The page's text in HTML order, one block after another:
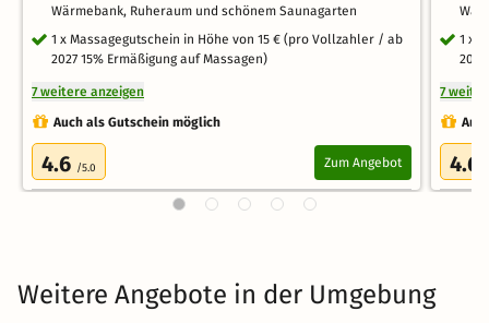
Wärmebank, Ruheraum und schönem Saunagarten
1 x Massagegutschein in Höhe von 15 € (pro Vollzahler / ab
2027 15% Ermäßigung auf Massagen)
7 weitere anzeigen
Auch als Gutschein möglich
4.6 /5.0 Zum Angebot
1 x
7
4.6
Weitere Angebote in der Umgebung